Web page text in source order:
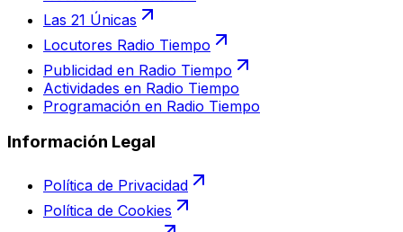
Las 21 Únicas
Locutores Radio Tiempo
Publicidad en Radio Tiempo
Actividades en Radio Tiempo
Programación en Radio Tiempo
Información Legal
Política de Privacidad
Política de Cookies